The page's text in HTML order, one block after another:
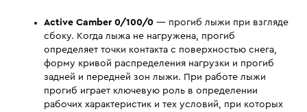
Active Camber 0/100/0 — прогиб лыжи при взгляде
сбоку. Когда лыжа не нагружена, прогиб
определяет точки контакта с поверхностью снега,
форму кривой распределения нагрузки и прогиб
задней и передней зон лыжи. При работе лыжи
прогиб играет ключевую роль в определении
рабочих характеристик и тех условий, при которых